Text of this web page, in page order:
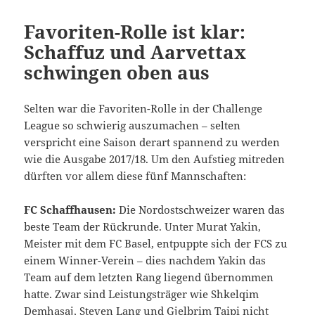
Favoriten-Rolle ist klar:
Schaffuz und Aarvettax
schwingen oben aus
Selten war die Favoriten-Rolle in der Challenge
League so schwierig auszumachen – selten
verspricht eine Saison derart spannend zu werden
wie die Ausgabe 2017/18. Um den Aufstieg mitreden
dürften vor allem diese fünf Mannschaften:
FC Schaffhausen: Die Nordostschweizer waren das
beste Team der Rückrunde. Unter Murat Yakin,
Meister mit dem FC Basel, entpuppte sich der FCS zu
einem Winner-Verein – dies nachdem Yakin das
Team auf dem letzten Rang liegend übernommen
hatte. Zwar sind Leistungsträger wie Shkelqim
Demhasaj, Steven Lang und Gjelbrim Taipi nicht